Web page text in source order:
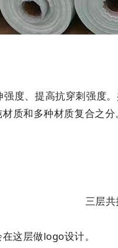
、提高抗穿刺强度
质和多种材质复合之
三层
这层做logo设计。